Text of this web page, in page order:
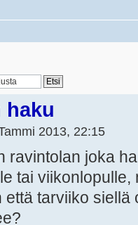
haku
2013, 22:15
ravintolan joka
tai
että tarviiko